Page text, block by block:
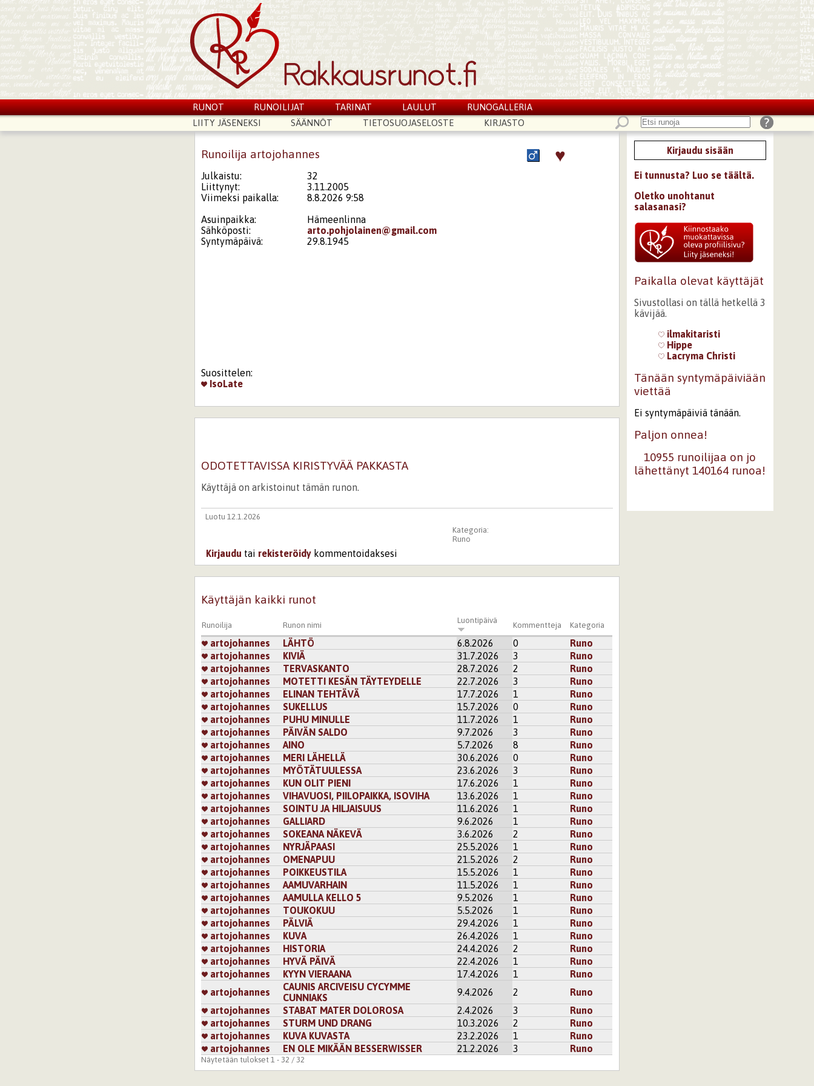
RUNOT RUNOILIJAT TARINAT LAULUT
RUNOGALLERIA
LIITY JÄSENEKSI
SÄÄNNÖT TIETOSUOJASELOSTE KIRJASTO
Runoilija artojohannes ♥
Julkaistu:
32
Liittynyt:
3.11.2005
Viimeksi paikalla:
8.8.2026 9:58
Asuinpaikka:
Hämeenlinna
Sähköposti:
arto.pohjolainen@gmail.com
Syntymäpäivä:
29.8.1945
Suosittelen:
IsoLate
ODOTETTAVISSA KIRISTYVÄÄ PAKKASTA
Käyttäjä on arkistoinut tämän runon.
Luotu 12.1.2026
Kategoria:
Runo
Kirjaudu tai rekisteröidy kommentoidaksesi
Käyttäjän kaikki runot
Runoilija Runon nimi
Luontipäivä
Kommentteja Kategoria
artojohannes LÄHTÖ 6.8.2026 0
Runo
artojohannes
KIVIÄ 31.7.2026 3
Runo
artojohannes
TERVASKANTO 28.7.2026 2
Runo
artojohannes
MOTETTI KESÄN TÄYTEYDELLE 22.7.2026 3
Runo
artojohannes
ELINAN TEHTÄVÄ 17.7.2026 1
Runo
artojohannes
SUKELLUS 15.7.2026 0
Runo
artojohannes
PUHU MINULLE 11.7.2026 1
Runo
artojohannes
PÄIVÄN SALDO 9.7.2026 3
Runo
artojohannes
AINO 5.7.2026 8
Runo
artojohannes
MERI LÄHELLÄ 30.6.2026 0
Runo
artojohannes
MYÖTÄTUULESSA 23.6.2026 3
Runo
artojohannes
KUN OLIT PIENI 17.6.2026 1
Runo
artojohannes
VIHAVUOSI, PIILOPAIKKA, ISOVIHA 13.6.2026 1
Runo
artojohannes
SOINTU JA HILJAISUUS 11.6.2026 1
Runo
artojohannes
GALLIARD 9.6.2026 1
Runo
artojohannes
SOKEANA NÄKEVÄ 3.6.2026 2
Runo
artojohannes
NYRJÄPAASI 25.5.2026 1
Runo
artojohannes
OMENAPUU 21.5.2026 2
Runo
artojohannes
POIKKEUSTILA 15.5.2026 1
Runo
artojohannes
AAMUVARHAIN 11.5.2026 1
Runo
artojohannes
AAMULLA KELLO 5 9.5.2026 1
Runo
artojohannes
TOUKOKUU 5.5.2026 1
Runo
artojohannes
PÄLVIÄ 29.4.2026 1
Runo
artojohannes
KUVA 26.4.2026 1
Runo
artojohannes
HISTORIA 24.4.2026 2
Runo
artojohannes
HYVÄ PÄIVÄ 22.4.2026 1
Runo
artojohannes
KYYN VIERAANA 17.4.2026 1
Runo
artojohannes
CAUNIS ARCIVEISU CYCYMME
CUNNIAKS
9.4.2026 2
Runo
artojohannes
STABAT MATER DOLOROSA 2.4.2026 3
Runo
artojohannes
STURM UND DRANG 10.3.2026 2
Runo
artojohannes
KUVA KUVASTA 23.2.2026 1
Runo
artojohannes
EN OLE MIKÄÄN BESSERWISSER 21.2.2026 3 Runo
Näytetään tulokset 1 - 32 / 32
Kirjaudu sisään
Ei tunnusta? Luo se täältä.
Oletko unohtanut
salasanasi?
Paikalla olevat käyttäjät
Sivustollasi on tällä hetkellä 3
kävijää.
ilmakitaristi
Hippe
Lacryma Christi
Tänään syntymäpäiviään
viettää
Ei syntymäpäiviä tänään.
Paljon onnea!
10955 runoilijaa on jo
lähettänyt 140164 runoa!